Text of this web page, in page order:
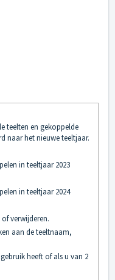
teelten en gekoppelde
naar het nieuwe teeltjaar.
in teeltjaar 2023
in teeltjaar 2024
of verwijderen.
aan de teeltnaam,
heeft of als u van 2